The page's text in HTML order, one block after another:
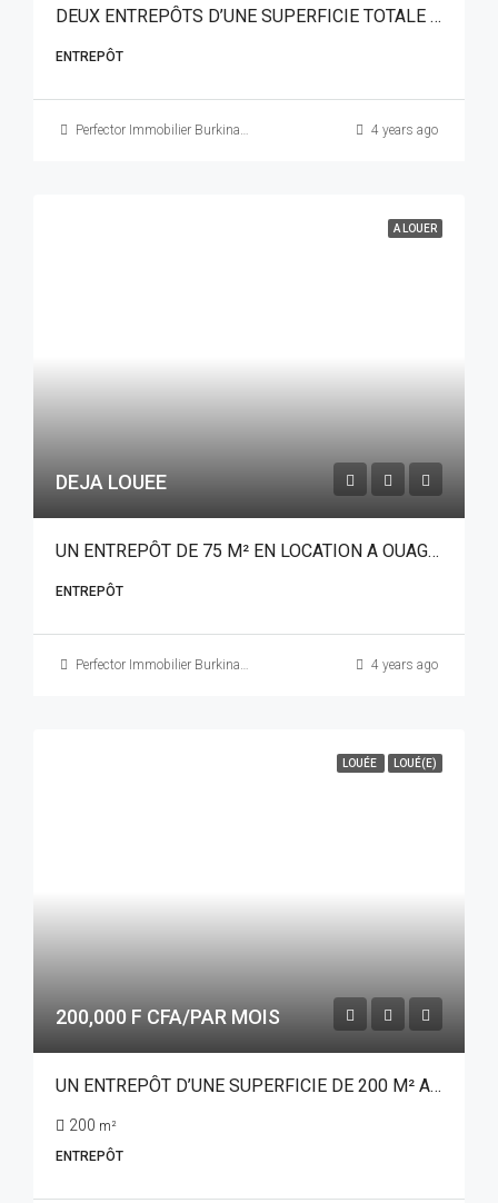
DEUX ENTREPÔTS D’UNE SUPERFICIE TOTALE DE 400 M² EN LOCATION A OUAGADOUGOU QUARTIER KOSSOGHIN SUR PERFECTOR IMMOBILIER
ENTREPÔT
Perfector Immobilier Burkina Faso 4 years ago
A LOUER
DEJA LOUEE
UN ENTREPÔT DE 75 M² EN LOCATION A OUAGADOUGOU QUARTIER PATTE D’OIE SUR PERFECTOR IMMOBILIER
ENTREPÔT
Perfector Immobilier Burkina Faso 4 years ago
LOUÉE LOUÉ(E)
200,000 F CFA/PAR MOIS
UN ENTREPÔT D’UNE SUPERFICIE DE 200 M² A LOUER A OUAGADOUGOU QUARTIER BAROGO SUR PERFECTOR IMMOBILIER
200 m²
ENTREPÔT